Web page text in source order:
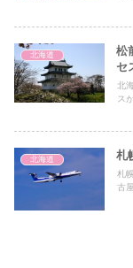
北海道
松
セ
北
ス
北海道 札
札
古